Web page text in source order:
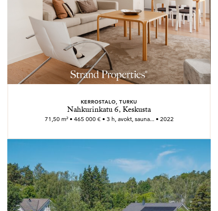
KERROSTALO, TURKU
Nahkurinkatu 6, Keskusta
71,50 m² • 465 000 € • 3 h, avokt, sauna... • 2022